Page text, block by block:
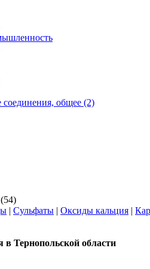
общее (2)
(54)
| Сульфаты | Оксиды кальция |
в Тернопольской области